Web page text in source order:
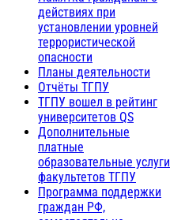
действиях при
установлении уровней
террористической
опасности
Планы деятельности
Отчёты ТГПУ
ТГПУ вошел в рейтинг
университетов QS
Дополнительные
платные
образовательные услуги
факультетов ТГПУ
Программа поддержки
граждан РФ,